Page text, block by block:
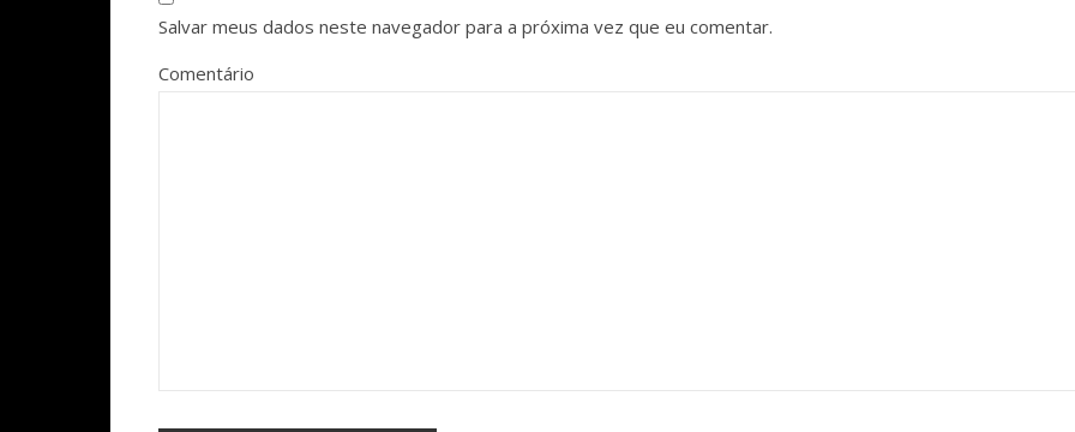
Salvar meus dados neste navegador para a próxima vez que eu comentar.
Comentário